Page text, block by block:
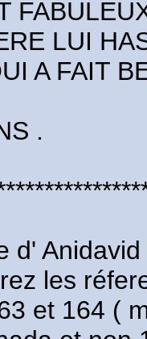
LUI
A FAIT
.
d'
les
et 164 (